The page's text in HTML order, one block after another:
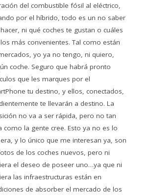
del combustible fósil al eléctrico,
por el híbrido, todo es un no saber
ni qué coches te gustan o cuáles
más convenientes. Tal como están
yo ya no tengo, ni quiero,
coche. Seguro que habrá pronto
que les marques por el
tu destino, y ellos, conectados,
te llevarán a destino. La
no va a ser rápida, pero no tan
como la gente cree. Esto ya no es lo
y lo único que me interesan ya, son
de los coches nuevos, pero ni
el deseo de poseer uno…ya que ni
las infraestructuras están en
de absorber el mercado de los